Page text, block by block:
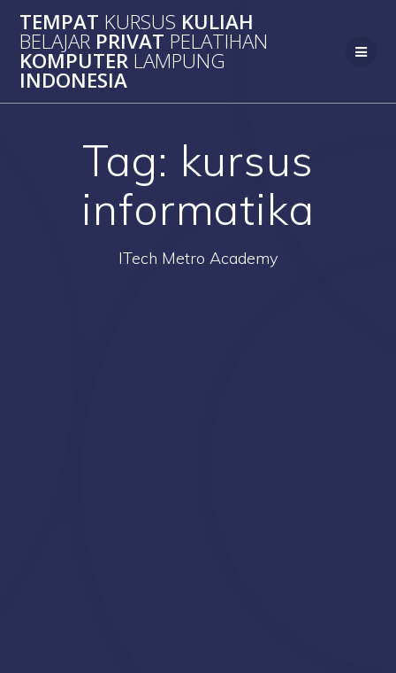
to
content
TEMPAT KURSUS KULIAH
BELAJAR PRIVAT PELATIHAN
KOMPUTER LAMPUNG
INDONESIA
Tag: kursus
informatika
ITech Metro Academy